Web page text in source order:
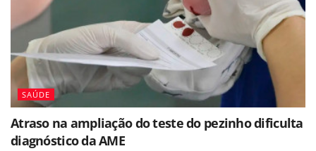
SAÚDE
Atraso na ampliação do teste do pezinho dificulta
diagnóstico da AME